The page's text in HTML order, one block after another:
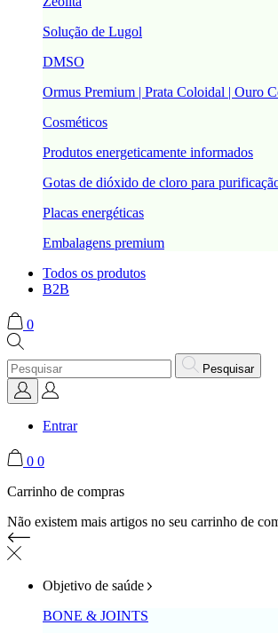
Solução de Lugol
DMSO
Ormus Premium | Prata Coloidal | Ouro
Cosméticos
Produtos energeticamente informados
Gotas de dióxido de cloro para
Placas energéticas
Embalagens premium
Todos os produtos
B2B
0
Pesquisar
Entrar
0 0
Carrinho de compras
Não existem mais artigos no seu carrinho de
Objetivo de saúde
BONE & JOINTS